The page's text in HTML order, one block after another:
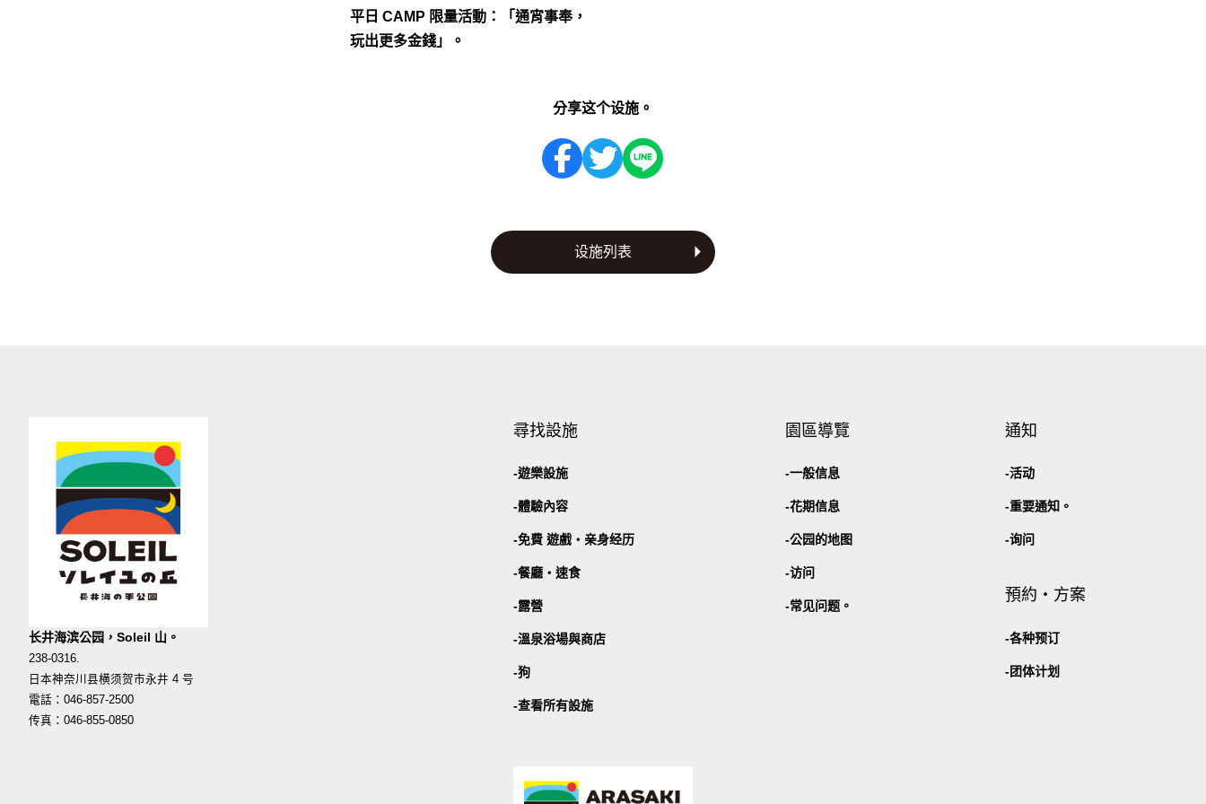
平日 CAMP 限量活動：「通宵事奉，
玩出更多金錢」。
分享这个设施。
设施列表
长井海滨公园，Soleil 山。
238-0316.
日本神奈川县横须贺市永井 4 号
電話：046-857-2500
传真：046-855-0850
尋找設施
遊樂設施
體驗內容
免費 遊戲・ 亲身经历
餐廳・ 速食
露營
溫泉浴場與商店
狗
查看所有設施
園區導覽
一般信息
花期信息
公园的地图
访问
常见问题。
通知
活动
重要通知。
询问
預約・方案
各种预订
团体计划